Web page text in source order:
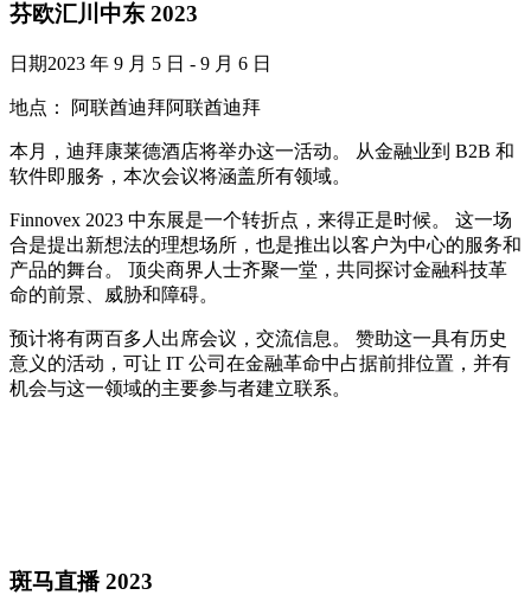
芬欧汇川中东 2023
日期2023 年 9 月 5 日 - 9 月 6 日
地点： 阿联酋迪拜阿联酋迪拜
本月，迪拜康莱德酒店将举办这一活动。 从金融业到 B2B 和
软件即服务，本次会议将涵盖所有领域。
Finnovex 2023 中东展是一个转折点，来得正是时候。 这一场
合是提出新想法的理想场所，也是推出以客户为中心的服务和
产品的舞台。 顶尖商界人士齐聚一堂，共同探讨金融科技革
命的前景、威胁和障碍。
预计将有两百多人出席会议，交流信息。 赞助这一具有历史
意义的活动，可让 IT 公司在金融革命中占据前排位置，并有
机会与这一领域的主要参与者建立联系。
斑马直播 2023